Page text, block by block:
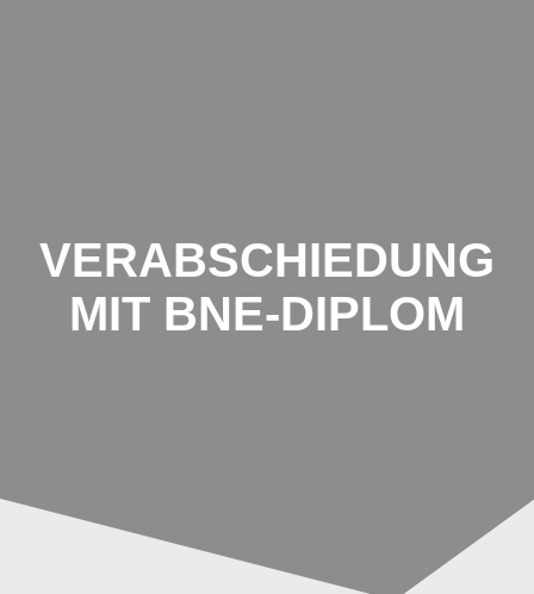
VERABSCHIEDUNG
MIT BNE-DIPLOM